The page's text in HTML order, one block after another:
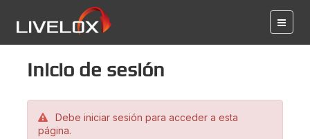
Inicio de sesión
Debe iniciar sesión para acceder a esta
página.